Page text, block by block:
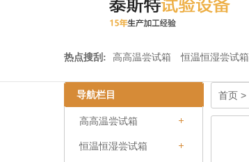
热点搜刮: 高高温尝试箱 恒温恒湿尝试箱
导航栏目
高高温尝试箱
恒温恒湿尝试箱
首页 >